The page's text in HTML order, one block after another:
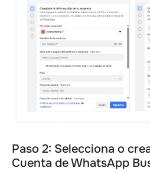
Paso 2: Selecciona o
Cuenta de WhatsApp